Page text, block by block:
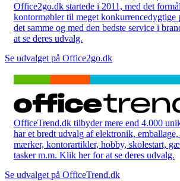
Office2go.dk startede i 2011, med det
kontormøbler til meget konkurrencedygtige
det samme og med den bedste service i
at se deres udvalg.
Se udvalget på Office2go.dk
OfficeTrend.dk tilbyder mere end 4.000
har et bredt udvalg af elektronik,
mærker, kontorartikler, hobby, skolestart,
tasker m.m. Klik her for at se deres udvalg.
Se udvalget på OfficeTrend.dk